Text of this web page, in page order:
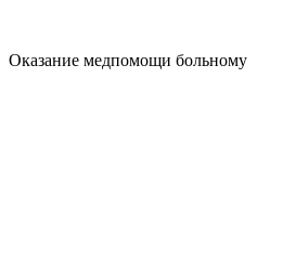
Оказание медпомощи больному